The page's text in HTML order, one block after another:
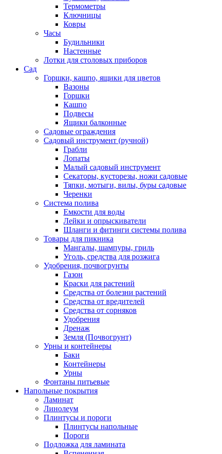
Термометры
Ключницы
Ковры
Часы
Будильники
Настенные
Лотки для столовых приборов
Сад
Горшки, кашпо, ящики для цветов
Вазоны
Горшки
Кашпо
Подвесы
Ящики балконные
Садовые ограждения
Садовый инструмент (ручной)
Грабли
Лопаты
Малый садовый инструмент
Секаторы, кусторезы, ножи садовые
Тяпки, мотыги, вилы, буры садовые
Черенки
Система полива
Емкости для воды
Лейки и опрыскиватели
Шланги и фитинги системы полива
Товары для пикника
Мангалы, шампуры, гриль
Уголь, средства для розжига
Удобрения, почвогрунты
Газон
Краски для растений
Средства от болезни растений
Средства от вредителей
Средства от сорняков
Удобрения
Дренаж
Земля (Почвогрунт)
Урны и контейнеры
Баки
Контейнеры
Урны
Фонтаны питьевые
Напольные покрытия
Ламинат
Линолеум
Плинтусы и пороги
Плинтусы напольные
Пороги
Подложка для ламината